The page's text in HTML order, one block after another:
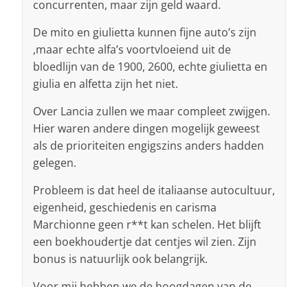
concurrenten, maar zijn geld waard.
De mito en giulietta kunnen fijne auto’s zijn
,maar echte alfa’s voortvloeiend uit de
bloedlijn van de 1900, 2600, echte giulietta en
giulia en alfetta zijn het niet.
Over Lancia zullen we maar compleet zwijgen.
Hier waren andere dingen mogelijk geweest
als de prioriteiten engigszins anders hadden
gelegen.
Probleem is dat heel de italiaanse autocultuur,
eigenheid, geschiedenis en carisma
Marchionne geen r**t kan schelen. Het blijft
een boekhoudertje dat centjes wil zien. Zijn
bonus is natuurlijk ook belangrijk.